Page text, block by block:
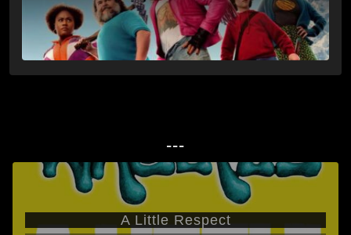
---
A Little Respect